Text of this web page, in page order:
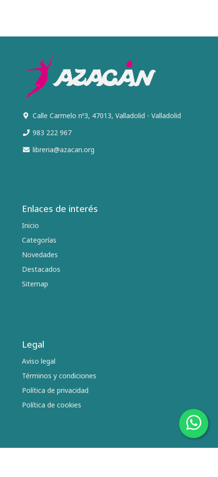
Calle Carmelo nº3, 47013, Valladolid - Valladolid
983 222 967
libreria@azacan.org
Enlaces de interés
Inicio
Categorías
Novedades
Destacados
Sitemap
Legal
Aviso legal
Términos y condiciones
Política de privacidad
Política de cookies